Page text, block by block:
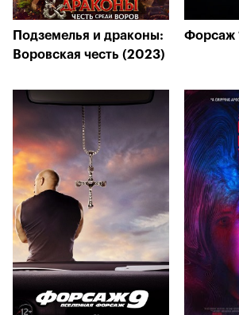
Подземелья и драконы:
Воровская честь (2023)
Форсаж